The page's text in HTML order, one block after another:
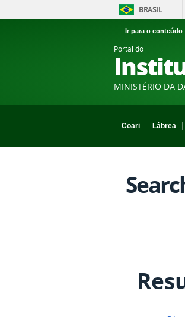
BRASIL
Ir para o conteúdo
Portal do
MINISTÉRIO DA
Coari
Lábrea